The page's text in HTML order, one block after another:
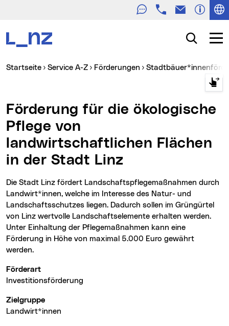
TelefonE-Mail
Suche
Sie sind hier:
Startseite Service A-Z Förderungen
Förderung für die ökologische
Pflege von
landwirtschaftlichen Flächen
in der Stadt Linz
Die Stadt Linz fördert Landschaftspflegemaßnahmen durch
Landwirt*innen, welche im Interesse des Natur- und
Landschaftsschutzes liegen. Dadurch sollen im Grüngürtel
von Linz wertvolle Landschaftselemente erhalten werden.
Unter Einhaltung der Pflegemaßnahmen kann eine
Förderung in Höhe von maximal 5.000 Euro gewährt
werden.
Förderart
Investitionsförderung
Zielgruppe
Landwirt*innen